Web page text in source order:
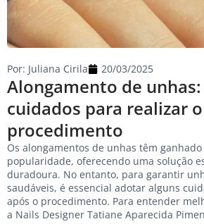
Alongamento de
cuidados para realizar o
procedimento
Por: Juliana Cirila 20/03/2025
Os alongamentos de unhas têm ganhado
popularidade, oferecendo uma solução
duradoura. No entanto, para garantir
saudáveis, é essencial adotar alguns
após o procedimento. Para entender
a Nails Designer Tatiane Aparecida